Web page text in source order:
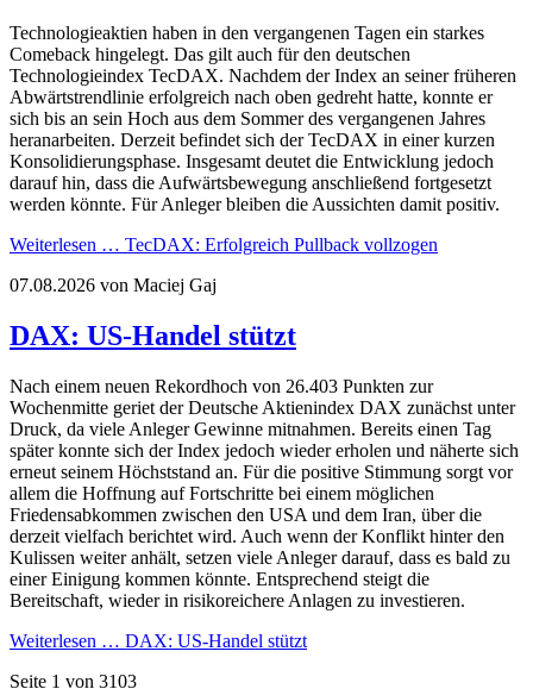
Technologieaktien haben in den vergangenen Tagen ein starkes
Comeback hingelegt. Das gilt auch für den deutschen
Technologieindex TecDAX. Nachdem der Index an seiner früheren
Abwärtstrendlinie erfolgreich nach oben gedreht hatte, konnte er
sich bis an sein Hoch aus dem Sommer des vergangenen Jahres
heranarbeiten. Derzeit befindet sich der TecDAX in einer kurzen
Konsolidierungsphase. Insgesamt deutet die Entwicklung jedoch
darauf hin, dass die Aufwärtsbewegung anschließend fortgesetzt
werden könnte. Für Anleger bleiben die Aussichten damit positiv.
Weiterlesen … TecDAX: Erfolgreich Pullback vollzogen
07.08.2026 von Maciej Gaj
DAX: US-Handel stützt
Nach einem neuen Rekordhoch von 26.403 Punkten zur
Wochenmitte geriet der Deutsche Aktienindex DAX zunächst unter
Druck, da viele Anleger Gewinne mitnahmen. Bereits einen Tag
später konnte sich der Index jedoch wieder erholen und näherte sich
erneut seinem Höchststand an. Für die positive Stimmung sorgt vor
allem die Hoffnung auf Fortschritte bei einem möglichen
Friedensabkommen zwischen den USA und dem Iran, über die
derzeit vielfach berichtet wird. Auch wenn der Konflikt hinter den
Kulissen weiter anhält, setzen viele Anleger darauf, dass es bald zu
einer Einigung kommen könnte. Entsprechend steigt die
Bereitschaft, wieder in risikoreichere Anlagen zu investieren.
Weiterlesen … DAX: US-Handel stützt
Seite 1 von 3103